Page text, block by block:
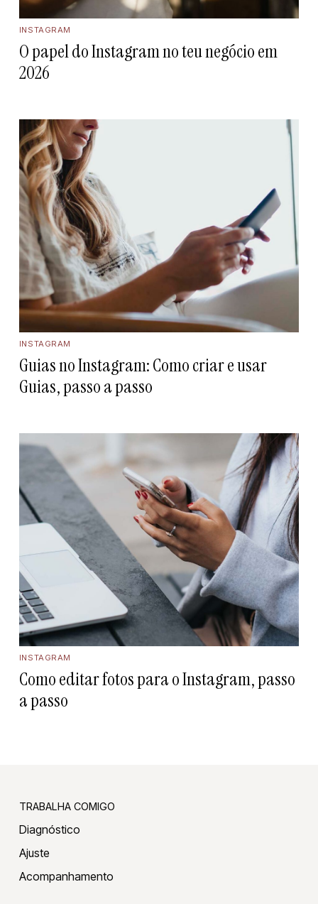
INSTAGRAM
O papel do Instagram no teu negócio em
2026
INSTAGRAM
Guias no Instagram: Como criar e usar
Guias, passo a passo
INSTAGRAM
Como editar fotos para o Instagram, passo
a passo
TRABALHA COMIGO
Diagnóstico
Ajuste
Acompanhamento